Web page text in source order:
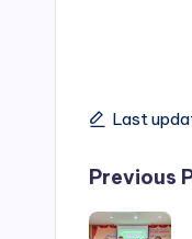
Last
Previous